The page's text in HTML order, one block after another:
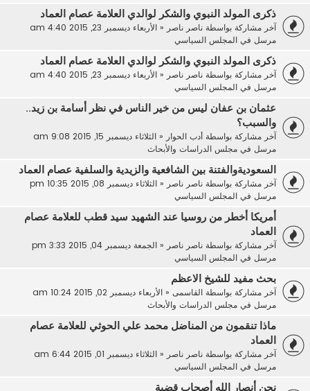
ذكرى المولد النبوي والشكر لوالدي العلامة عصام العماد
آخر مشاركة بواسطة ناصر ناصر« الأربعاء ديسمبر 23, 2015 4:40 am
مرسل في المجلس السياسي
ذكرى المولد النبوي والشكر لوالدي العلامة عصام العماد
آخر مشاركة بواسطة ناصر ناصر« الأربعاء ديسمبر 23, 2015 4:40 am
مرسل في المجلس السياسي
عثمان بن عفان ليس من خير الناس في نظر أسامة بن زيد..
والسبب؟
آخر مشاركة بواسطة أدب الحوار« الثلاثاء ديسمبر 15, 2015 9:08 am
مرسل في مجلس الدراسات والأبحاث
السعوديةوالفتنة بين الشافعية والزيدية والسلفية عصام العماد
آخر مشاركة بواسطة ناصر ناصر« الثلاثاء ديسمبر 08, 2015 10:35 pm
مرسل في المجلس السياسي
أمريكا أخطر من روسيا عند الشهيد سيد قطب للعلامة عصام
العماد
آخر مشاركة بواسطة ناصر ناصر« الجمعة ديسمبر 04, 2015 3:33 pm
مرسل في المجلس السياسي
بحث مفيد للشيخ الاعظم
آخر مشاركة بواسطة القاسمى« الأربعاء ديسمبر 02, 2015 10:24 am
مرسل في مجلس الدراسات والأبحاث
ماذا تنقمون من المناضل محمد علي الحوثي للعلامة عصام
العماد
آخر مشاركة بواسطة ناصر ناصر« الثلاثاء ديسمبر 01, 2015 6:44 am
مرسل في المجلس السياسي
نحن أنصار الله أصحاب قضية